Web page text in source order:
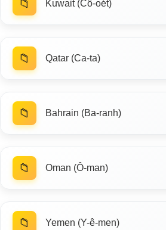
📁 Kuwait (Cô-oét)
📁 Qatar (Ca-ta)
📁 Bahrain (Ba-ranh)
📁 Oman (Ô-man)
📁 Yemen (Y-ê-men)